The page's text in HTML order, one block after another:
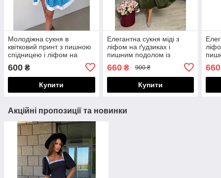
Молодіжна сукня в
квітковий принт з пишною
спідницею і ліфом на
600 ₴
Купити
Елегантна сукня міді з
ліфом на ґудзиках і
пишним подолом із
великі розміри
660₴ 900 ₴
Купити
660
Акційні пропозиції та новинки